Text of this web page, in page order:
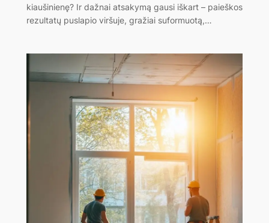
kiaušinienę? Ir dažnai atsakymą gausi iškart – paieškos
rezultatų puslapio viršuje, gražiai suformuotą,…